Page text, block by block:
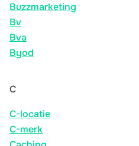
Buzzmarketing
Bv
Bva
Byod
C
C-locatie
C-merk